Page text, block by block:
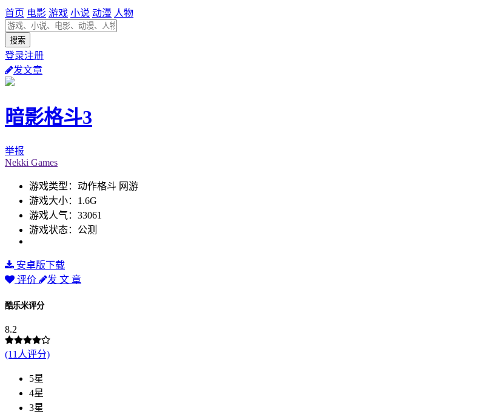
首页 电影 游戏 小说 动漫 人物
登录注册
发文章
暗影格斗3
举报
Nekki Games
游戏类型：动作格斗 网游
游戏大小：1.6G
游戏人气：33061
游戏状态：公测
安卓版下载
评价
发 文 章
酷乐米评分
8.2
(11人评分)
5星
4星
3星